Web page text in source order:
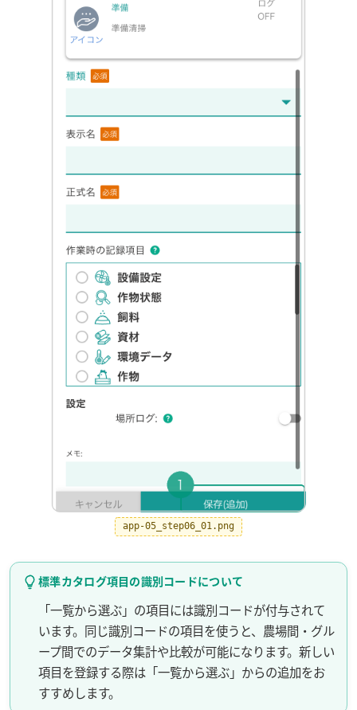
app-05_step06_01.png
標準カタログ項目の識別コードについて
「一覧から選ぶ」の項目には識別コードが付与されて
います。同じ識別コードの項目を使うと、農場間・グル
ープ間でのデータ集計や比較が可能になります。新しい
項目を登録する際は「一覧から選ぶ」からの追加をお
すすめします。